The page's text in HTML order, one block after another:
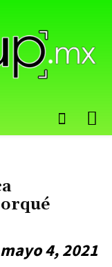
mayo 4, 2021